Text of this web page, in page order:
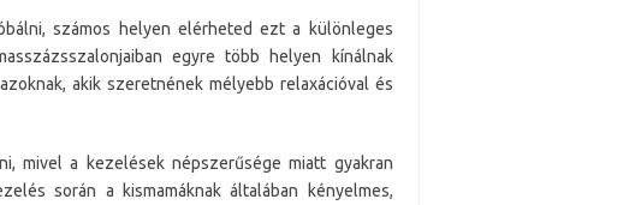
számos helyen elérheted ezt a különleges
egyre több helyen kínálnak
akik szeretnének mélyebb relaxációval és
mivel a kezelések népszerűsége miatt gyakran
során a kismamáknak általában kényelmes,